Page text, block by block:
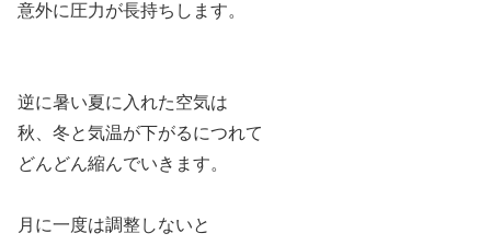
意外に圧力が長持ちします。
逆に暑い夏に入れた空気は
秋、冬と気温が下がるにつれて
どんどん縮んでいきます。
月に一度は調整しないと